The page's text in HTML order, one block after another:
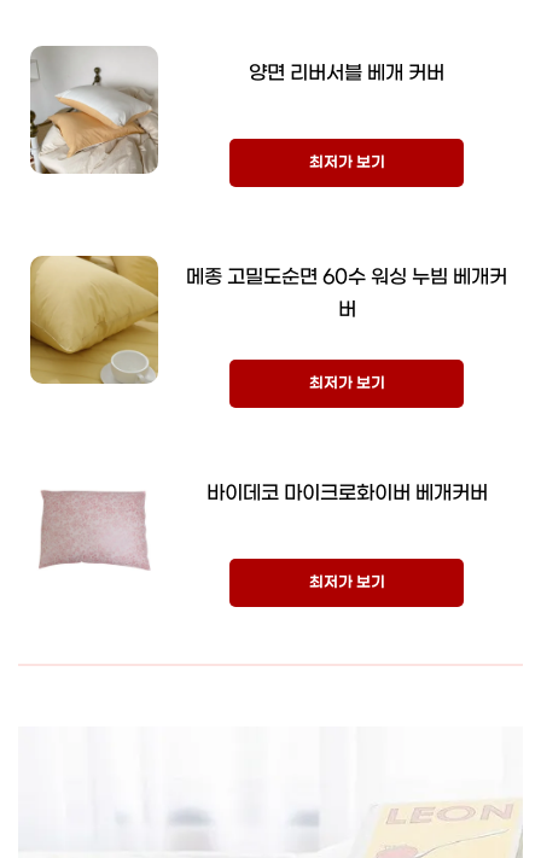
양면 리버서블 베개 커버
최저가 보기
메종 고밀도순면 60수 워싱 누빔 베개커
버
최저가 보기
바이데코 마이크로화이버 베개커버
최저가 보기